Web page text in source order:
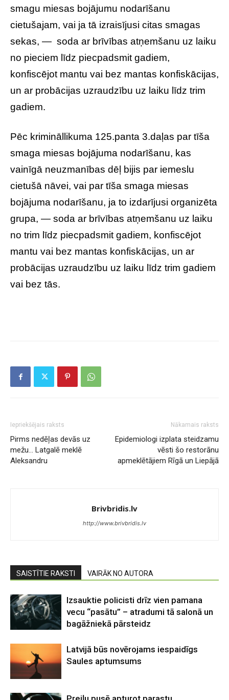
smagu miesas bojājumu nodarīšanu
cietušajam, vai ja tā izraisījusi citas smagas
sekas, — soda ar brīvības atņemšanu uz laiku
no pieciem līdz piecpadsmit gadiem,
konfiscējot mantu vai bez mantas konfiskācijas,
un ar probācijas uzraudzību uz laiku līdz trim
gadiem.
Pēc krimināllikuma 125.panta 3.daļas par tīša
smaga miesas bojājuma nodarīšanu, kas
vainīgā neuzmanības dēļ bijis par iemeslu
cietušā nāvei, vai par tīša smaga miesas
bojājuma nodarīšanu, ja to izdarījusi organizēta
grupa, — soda ar brīvības atņemšanu uz laiku
no trim līdz piecpadsmit gadiem, konfiscējot
mantu vai bez mantas konfiskācijas, un ar
probācijas uzraudzību uz laiku līdz trim gadiem
vai bez tās.
Iepriekšējais raksts
Pirms nedēļas devās uz
mežu… Latgalē meklē
Aleksandru
Nākamais raksts
Epidemiologi izplata steidzamu
vēsti šo restorānu
apmeklētājiem Rīgā un Liepājā
Brivbridis.lv
http://www.brivbridis.lv
SAISTĪTIE RAKSTI VAIRĀK NO AUTORA
Izsauktie policisti drīz vien pamana
vecu “pasātu” – atradumi tā salonā un
bagāžniekā pārsteidz
Latvijā būs novērojams iespaidīgs
Saules aptumsums